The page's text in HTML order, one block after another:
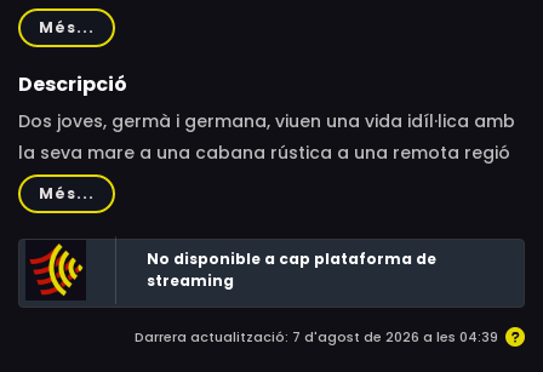
Peter Stormare, Tim Morten Uhlenbrock, Annica Bejhed,
George Lenz, Nelly Gschwandtner, Julia Dietze, Hansa
Czypionka, Jonas Laux, Jacqueline Le Saunier,
Més...
Descripció
Dos joves, germà i germana, viuen una vida idíl·lica amb
la seva mare a una cabana rústica a una remota regió
muntanyosa. Però quan la seva mare mor, queden a la
seva sort.
Més...
No disponible a cap plataforma de
streaming
Darrera actualització: 7 d'agost de 2026 a les 04:39